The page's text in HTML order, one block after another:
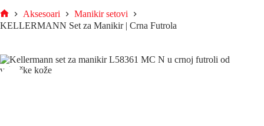
Aksesoari
Manikir setovi
KELLERMANN Set za Manikir | Crna Futrola